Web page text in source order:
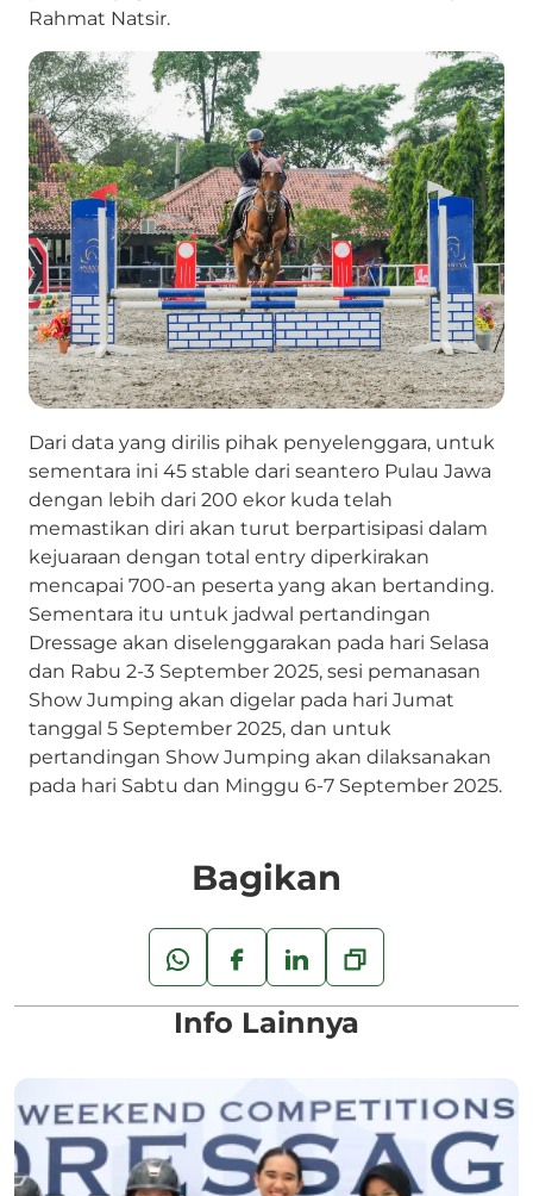
Rahmat Natsir.
Dari data yang dirilis pihak penyelenggara, untuk
sementara ini 45 stable dari seantero Pulau Jawa
dengan lebih dari 200 ekor kuda telah
memastikan diri akan turut berpartisipasi dalam
kejuaraan dengan total entry diperkirakan
mencapai 700-an peserta yang akan bertanding.
Sementara itu untuk jadwal pertandingan
Dressage akan diselenggarakan pada hari Selasa
dan Rabu 2-3 September 2025, sesi pemanasan
Show Jumping akan digelar pada hari Jumat
tanggal 5 September 2025, dan untuk
pertandingan Show Jumping akan dilaksanakan
pada hari Sabtu dan Minggu 6-7 September 2025.
Bagikan
Info Lainnya